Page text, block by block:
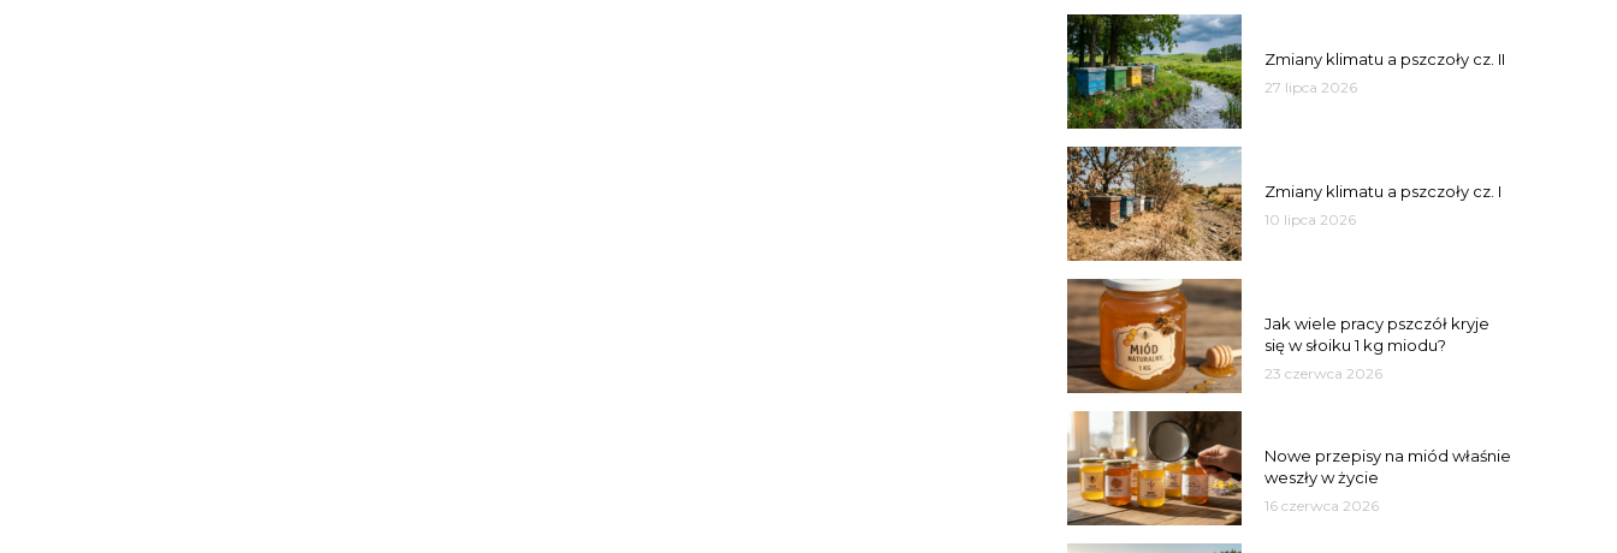
Zmiany klimatu a pszczoły cz. II
27 lipca 2026
Zmiany klimatu a pszczoły cz. I
10 lipca 2026
Jak wiele pracy pszczół kryje
się w słoiku 1 kg miodu?
23 czerwca 2026
Nowe przepisy na miód właśnie
weszły w życie
16 czerwca 2026